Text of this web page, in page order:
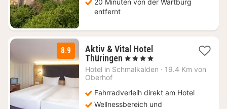
20 Minuten von der Wartburg
entfernt
8.9
Aktiv & Vital Hotel
Thüringen 2
Nächte
€
, 4 Sterne
Hotel in Schmalkalden · 19.4 Km von
Oberhof
Fahrradverleih direkt am Hotel
Wellnessbereich und